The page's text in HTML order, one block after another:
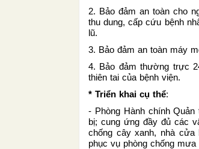
2. Bảo đảm an toàn cho
thu dung, cấp cứu bệnh
lũ.
3. Bảo đảm an toàn máy
4. Bảo đảm th­ường trực
thiên tai của bệnh viện.
* Triển khai cụ thể:
- Phòng Hành chính
bị; cung ứng đầy đủ các
chống cây xanh, nhà
phục vụ phòng chống mưa